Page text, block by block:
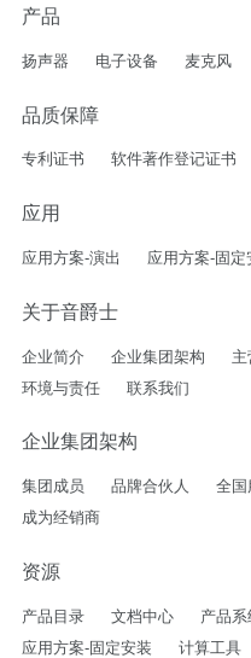
产品
扬声器 电子设备 麦克风
品质保障
专利证书 软件著作登记证书
应用
应用方案-演出 应用方案-固定
关于音爵士
企业简介 企业集团架构 主
环境与责任
联系我们
企业集团架构
集团成员 品牌合伙人 全国
成为经销商
资源
产品目录 文档中心 产品
应用方案-固定安装
计算工具